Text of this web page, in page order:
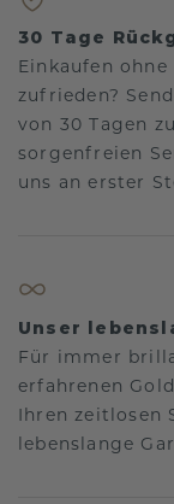
30 Tage
Einkaufen
zufrieden?
von 30 Tagen
sorgenfreien
uns an erster
Unser
Für immer
erfahrenen
Ihren zeitlosen
lebenslange